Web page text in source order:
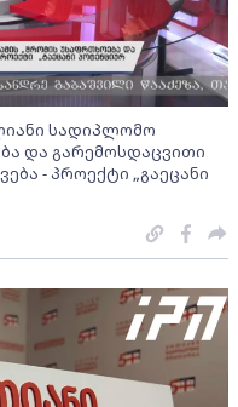
სადიპლომო
და გარემოსდაცვითი
- პროექტი „გაეცანი